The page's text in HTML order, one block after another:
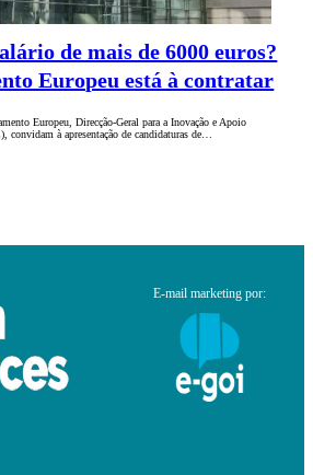
de mais de 6000 euros?
Europeu está à contratar
Europeu, Direcção-Geral para a Inovação e Apoio
convidam à apresentação de candidaturas de…
E-mail marketing por: